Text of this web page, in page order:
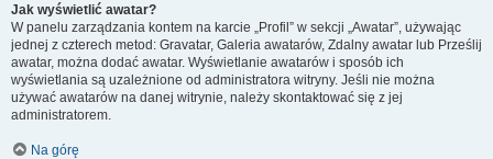
Jak wyświetlić awatar?
W panelu zarządzania kontem na karcie „Profil” w sekcji „Awatar”, używając
jednej z czterech metod: Gravatar, Galeria awatarów, Zdalny awatar lub Prześlij
awatar, można dodać awatar. Wyświetlanie awatarów i sposób ich
wyświetlania są uzależnione od administratora witryny. Jeśli nie można
używać awatarów na danej witrynie, należy skontaktować się z jej
administratorem.
Na górę